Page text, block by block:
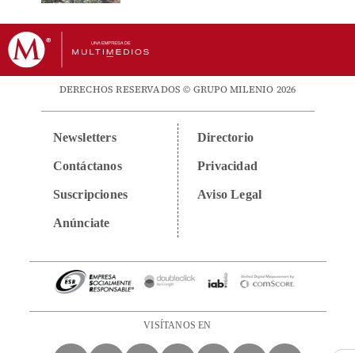
DERECHOS RESERVADOS © GRUPO MILENIO 2026
Newsletters
Contáctanos
Suscripciones
Anúnciate
Directorio
Privacidad
Aviso Legal
VISÍTANOS EN